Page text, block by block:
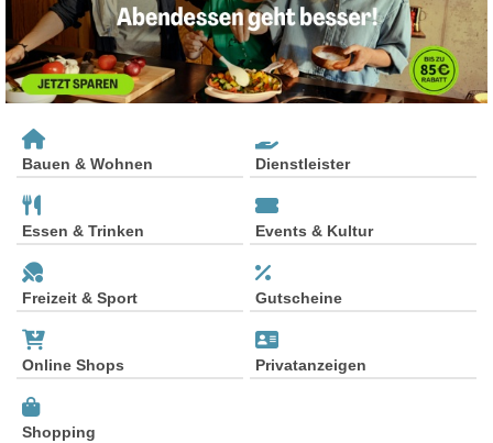
Bauen & Wohnen Dienstleister
Essen & Trinken Events & Kultur
Freizeit & Sport Gutscheine
Online Shops Privatanzeigen
Shopping